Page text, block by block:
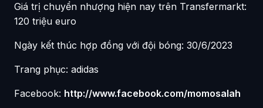
Giá trị chuyển nhượng hiện nay trên Transfermarkt:
120 triệu euro
Ngày kết thúc hợp đồng với đội bóng: 30/6/2023
Trang phục: adidas
Facebook: http://www.facebook.com/momosalah